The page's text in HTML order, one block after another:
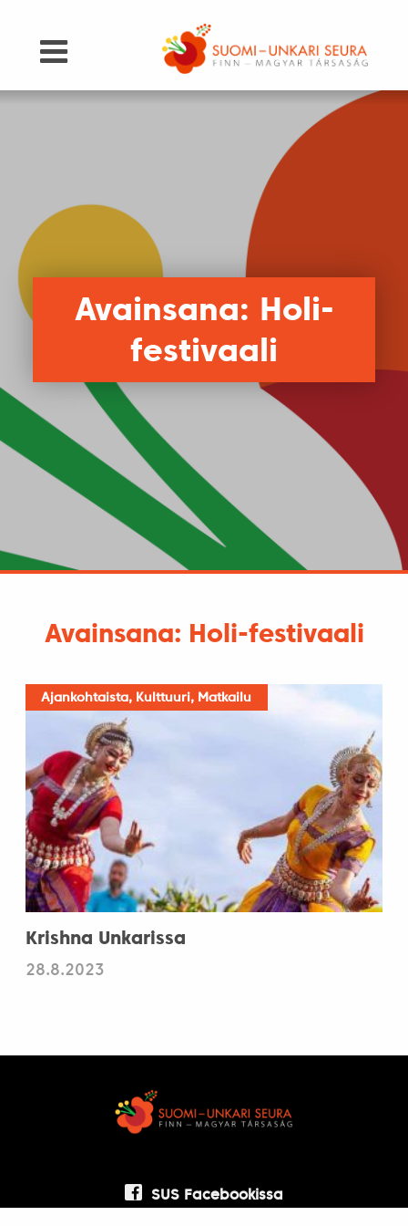
Avainsana: Holi-
festivaali
Avainsana: Holi-festivaali
Ajankohtaista, Kulttuuri, Matkailu
Krishna Unkarissa
28.8.2023
SUS Facebookissa